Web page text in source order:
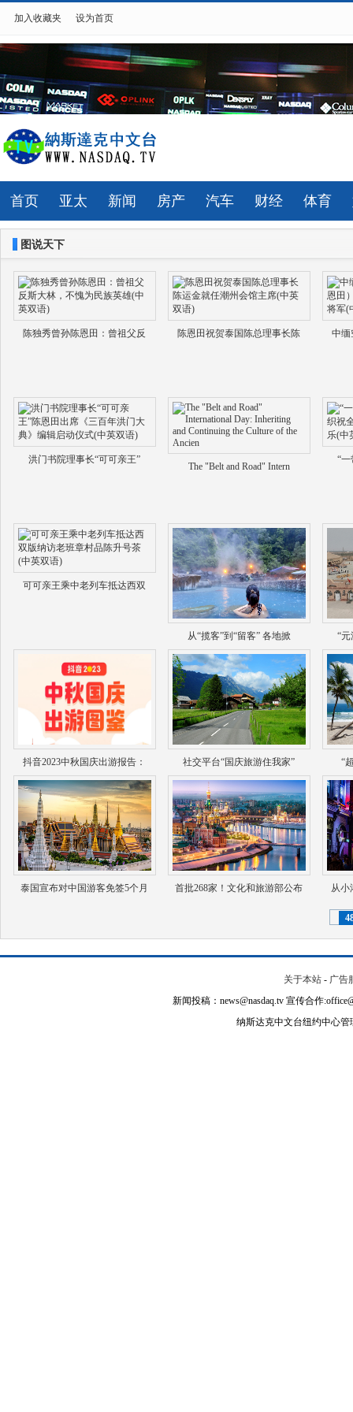
加入收藏夹 设为首页
首页 亚太 新闻 房产 汽车 财经 体育
图说天下
陈独秀曾孙陈恩田：曾祖父反 陈恩田祝贺泰国陈总理事长陈 中缅
洪门书院理事长“可可亲王”
The "Belt and Road" Intern
“
可可亲王乘中老列车抵达西双
从“揽客”到“留客” 各地掀 “
抖音2023中秋国庆出游报告： 社交平台“国庆旅游住我家” “
泰国宣布对中国游客免签5个月 首批268家！文化和旅游部公布 从小
关于本站 - 广告
新闻投稿：news@nasdaq.tv 宣传合作
纳斯达克中文台纽约中心管